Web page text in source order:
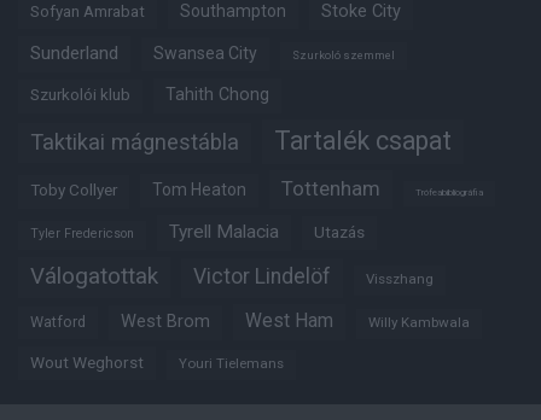
Sofyan Amrabat Southampton Stoke City
Sunderland Swansea City Szurkoló szemmel
Szurkolói klub Tahith Chong
Taktikai mágnestábla Tartalék csapat
Toby Collyer Tom Heaton Tottenham Trófeabibliográfia
Tyler Fredericson Tyrell Malacia Utazás
Válogatottak Victor Lindelöf Visszhang
Watford West Brom West Ham Willy Kambwala
Wout Weghorst Youri Tielemans